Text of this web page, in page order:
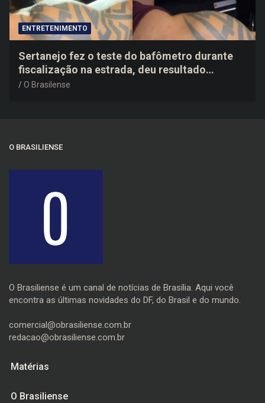
ENTRETENIMENTO
Sertanejo fez o teste do bafômetro durante
fiscalização na estrada, deu resultado
negativo e elogiou o trabalho dos agentes de
O Brasilense
O BRASILIENSE
O Brasiliense é um canal de notícias de Brasília. Aqui você
encontra as últimas novidades do DF, do Brasil e do mundo.
comercial@obrasiliense.com.br
redacao@obrasiliense.com.br
Matérias
O Brasiliense